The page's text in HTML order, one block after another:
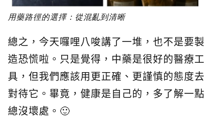
用藥路徑的選擇：從混亂到清晰
總之，今天囉哩八唆講了一堆，也不是要製
造恐慌啦。只是覺得，中藥是很好的醫療工
具，但我們應該用更正確、更謹慎的態度去
對待它。畢竟，健康是自己的，多了解一點
總沒壞處。🙂